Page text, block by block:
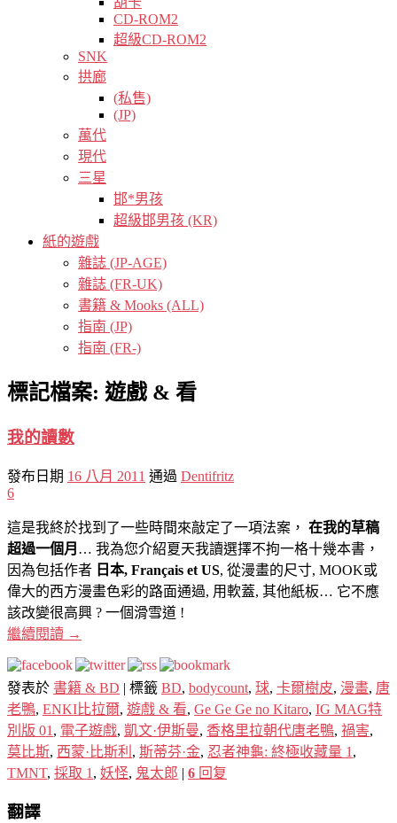
CD-ROM2
超級CD-ROM2
SNK
拱廊
(私售)
(JP)
萬代
現代
三星
邯*男孩
超級邯男孩 (KR)
紙的遊戲
雜誌 (JP-AGE)
雜誌 (FR-UK)
書籍 & Mooks (ALL)
指南 (JP)
指南 (FR-)
標記檔案: 遊戲 & 看
我的讀數
發布日期 16 八月 2011 通過 Dentifritz
6
這是我終於找到了一些時間來敲定了一項法案， 在我的草稿
超過一個月 … 我為您介紹夏天我讀選擇不拘一格十幾本書，
因為包括作者 日本, Français et US, 從漫畫的尺寸, MOOK或
偉大的西方漫畫色彩的路面通過, 用軟蓋, 其他紙板… 它不應
該改變很高興 ? 一個滑雪道 !
繼續閱讀 →
發表於 書籍 & BD | 標籤 BD, bodycount, 球, 卡爾樹皮, 漫畫, 唐
老鴨, ENKI比拉爾, 遊戲 & 看, Ge Ge Ge no Kitaro, IG MAG特
別版 01 , 電子遊戲, 凱文·伊斯曼, 香格里拉朝代唐老鴨, 禍害,
莫比斯, 西蒙·比斯利 , 斯蒂芬·金, 忍者神龜: 終極收藏量 1 ,
TMNT, 採取 1 , 妖怪, 鬼太郎 | 6 回复
翻譯